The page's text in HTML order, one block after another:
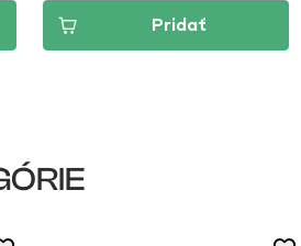
Pridať